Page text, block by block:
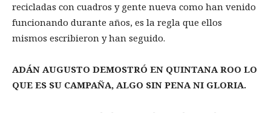
recicladas con cuadros y gente nueva como han venido
funcionando durante años, es la regla que ellos
mismos escribieron y han seguido.
ADÁN AUGUSTO DEMOSTRÓ EN QUINTANA ROO LO
QUE ES SU CAMPAÑA, ALGO SIN PENA NI GLORIA.